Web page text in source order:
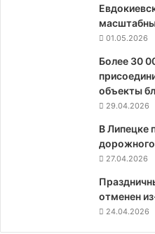
01.05.2026
Более 30
объекты
29.04.2026
В Липецке
27.04.2026
отменен
24.04.2026